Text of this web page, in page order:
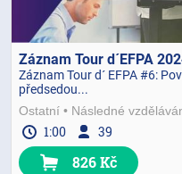
Záznam Tour d´EFPA
Záznam Tour d´ EFPA #6:
předsedou...
Ostatní
Následné
1:00 39
826 Kč